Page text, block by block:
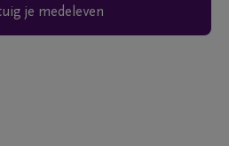
je medeleven